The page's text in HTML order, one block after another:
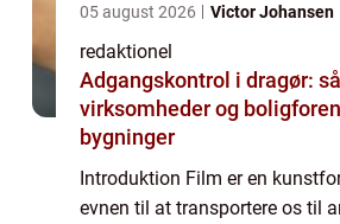
05 august 2026 Victor Johansen
redaktionel
Adgangskontrol i dragør:
virksomheder og
bygninger
Introduktion Film er en
evnen til at transportere os til